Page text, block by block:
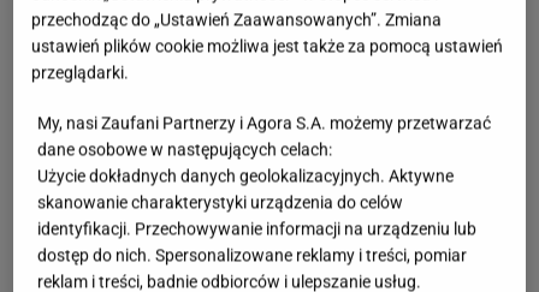
przechodząc do „Ustawień Zaawansowanych”. Zmiana
ustawień plików cookie możliwa jest także za pomocą ustawień
przeglądarki.
My, nasi Zaufani Partnerzy i Agora S.A. możemy przetwarzać
dane osobowe w następujących celach:
Użycie dokładnych danych geolokalizacyjnych. Aktywne
skanowanie charakterystyki urządzenia do celów
identyfikacji. Przechowywanie informacji na urządzeniu lub
dostęp do nich. Spersonalizowane reklamy i treści, pomiar
reklam i treści, badnie odbiorców i ulepszanie usług.